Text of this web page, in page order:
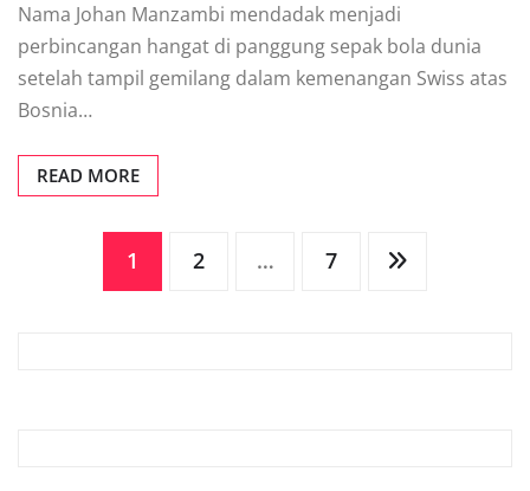
Nama Johan Manzambi mendadak menjadi
perbincangan hangat di panggung sepak bola dunia
setelah tampil gemilang dalam kemenangan Swiss atas
Bosnia…
READ MORE
Paginasi
1 2 … 7